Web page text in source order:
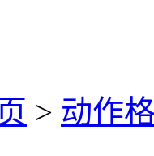
> 动作